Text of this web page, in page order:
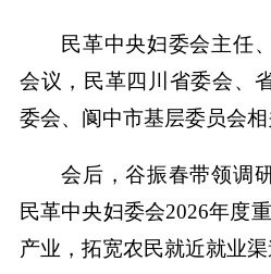
民革中央妇委会主任
会议，民革四川省委会、
委会、阆中市基层委员会相
会后，谷振春带领调
民革中央妇委会2026年度
产业，拓宽农民就近就业渠